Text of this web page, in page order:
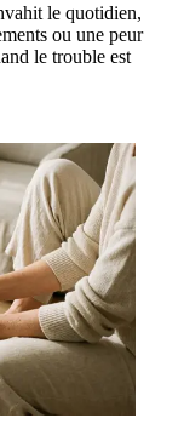
le quotidien,
ou une peur
le trouble est